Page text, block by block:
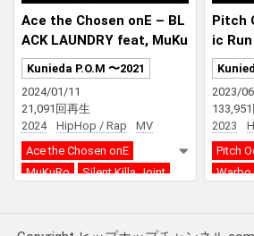
Ace the Chosen onE – BL
ACK LAUNDRY feat, MuKu
Ro & SILENT KILLA JOIN
T
Kunieda P.O.M 〜2021
2024/01/11
21,091回再生
2024
HipHop / Rap
MV
Ace the Chosen onE
MuKuRo
Silent Killa Joint
Pitch
ic
2023/
2023
Pitch
Warbo
Ace